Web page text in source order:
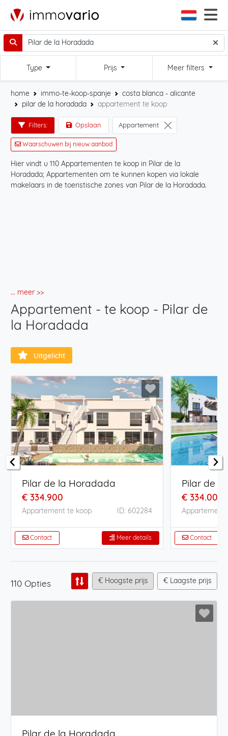
Type Prijs Meer filters
home immo-te-koop-spanje
costa blanca - alicante
pilar de la horadada
appartement te koop
Filters: Opslaan Appartement
Waarschuwen bij nieuw aanbod
Hier vindt u 110 Appartementen te koop in Pilar de la
Horadada; Appartementen om te kunnen kopen via lokale
makelaars in de toeristische zones van Pilar de la Horadada.
... meer >>
Appartement - te koop - Pilar de
la Horadada
Uitgelicht
Pilar de la Horadada
€ 334.900
Appartement te koop ID: 602284
Contact Meer details
Pilar de
€ 334.000
Appartement
Contact
110 Opties € Hoogste prijs € Laagste prijs
Pilar de la Horadada